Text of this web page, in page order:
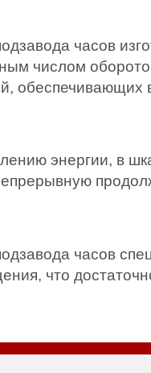
часов
числом
обеспечивающих
энергии, в
часов
что